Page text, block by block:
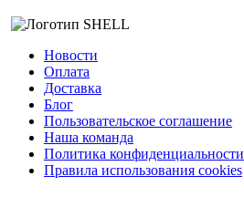
Новости
Оплата
Доставка
Блог
Пользовательское соглашение
Наша команда
Политика конфиденциальности
Правила использования cookies